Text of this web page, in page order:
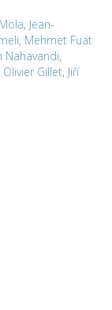
, Jean-
, Mehmet Fuat
Nahavandi,
Olivier Gillet, Jiří